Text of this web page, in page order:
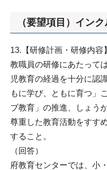
（要望項目）イン
13.【研修計画・研修内容】
教職員の研修にあたって
児教育の経過を十分に認
もに学び、ともに育つ」
ブ教育」の推進、しょう
尊重した教育活動をすす
すること。
（回答）
府教育センターでは、小